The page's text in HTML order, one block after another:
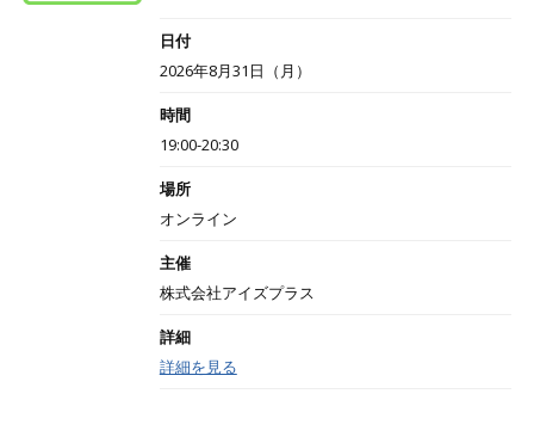
日付
2026年8月31日（月）
時間
19:00-20:30
場所
オンライン
主催
株式会社アイズプラス
詳細
詳細を見る